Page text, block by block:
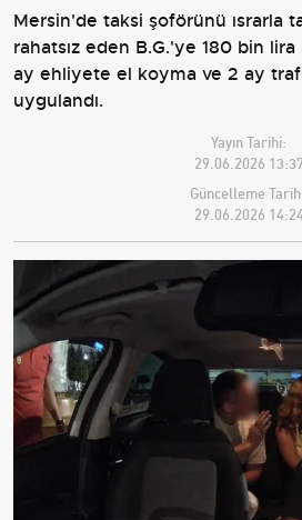
Mersin'de taksi şoförünü ısrarla
rahatsız eden B.G.'ye 180 bin lira
ay ehliyete el koyma ve 2 ay
uygulandı.
Yayın Tarihi:
29.06.2026
Güncelleme
29.06.2026